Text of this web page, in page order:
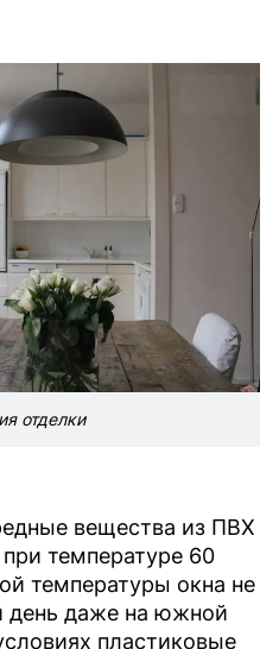
отделки
вещества из ПВХ
температуре 60
температуры окна не
день даже на южной
пластиковые